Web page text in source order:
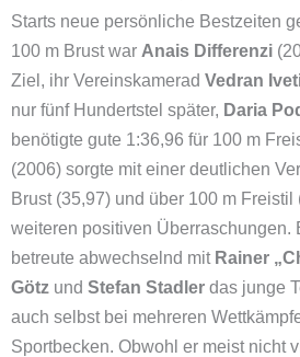
Starts neue persönliche Bestzeiten
100 m Brust war Anais Differenzi
Ziel, ihr Vereinskamerad Vedran
nur fünf Hundertstel später, Daria
benötigte gute 1:36,96 für 100 m
(2006) sorgte mit einer deutlichen
Brust (35,97) und über 100 m Freistil
weiteren positiven Überraschungen.
betreute abwechselnd mit Rainer
Götz und Stefan Stadler das junge
auch selbst bei mehreren
Sportbecken. Obwohl er meist nicht